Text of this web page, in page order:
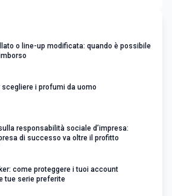
o line-up modificata: quando è possibile
i profumi da uomo
responsabilità sociale d’impresa:
di successo va oltre il profitto
come proteggere i tuoi account
tue serie preferite